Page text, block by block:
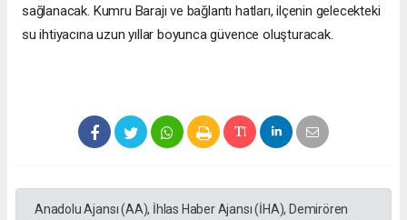
sağlanacak. Kumru Barajı ve bağlantı hatları, ilçenin gelecekteki
su ihtiyacına uzun yıllar boyunca güvence oluşturacak.
Anadolu Ajansı (AA), İhlas Haber Ajansı (İHA), Demirören